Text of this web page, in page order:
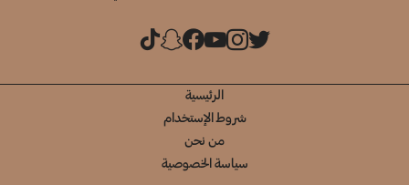
الرئيسية
شروط الإستخدام
من نحن
سياسة الخصوصية